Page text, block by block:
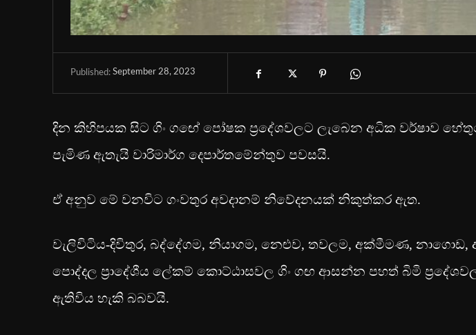
Published: September 28, 2023
දින කිහිපයක සිට ගිං ගඟේ පෝෂක ප්‍රදේශවලට ලැබෙන අධික වර්ෂාව
පැමිණ ඇතැයි වාරිමාර්ග දෙපාර්තමේන්තුව පවසයි.
ඒ අනුව මේ වනවිට ගංවතුර අවදානම් නිවේදනයක් නිකුත්කර ඇත.
වැලිවිටිය-දිවිතුර, බද්දේගම, නියාගම, නෙළුව, තවලම, අක්මීමණ,
පොද්දල ප්‍රාදේශීය ලේකම් කොට්ඨාසවල ගිං ගඟ ආසන්න පහත් බිමි
ඇතිවිය හැකි බබවයි.